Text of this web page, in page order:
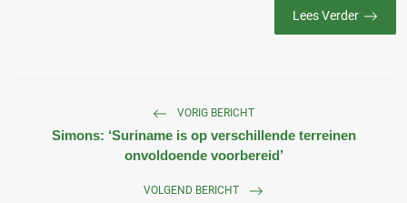
Lees Verder
VORIG BERICHT
Simons: ‘Suriname is op verschillende terreinen
onvoldoende voorbereid’
VOLGEND BERICHT